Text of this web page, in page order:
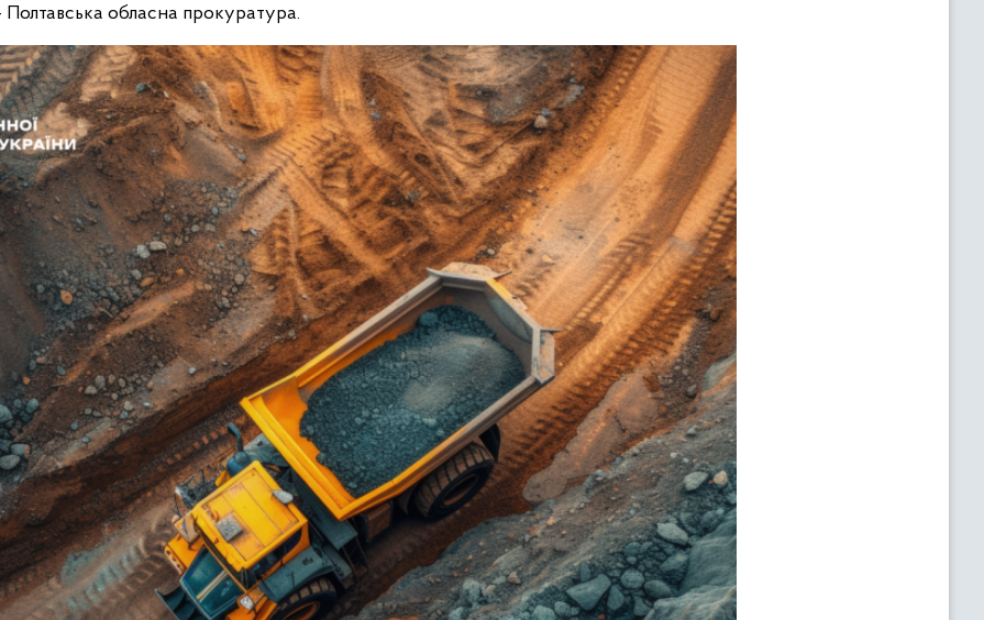
обласна прокуратура.